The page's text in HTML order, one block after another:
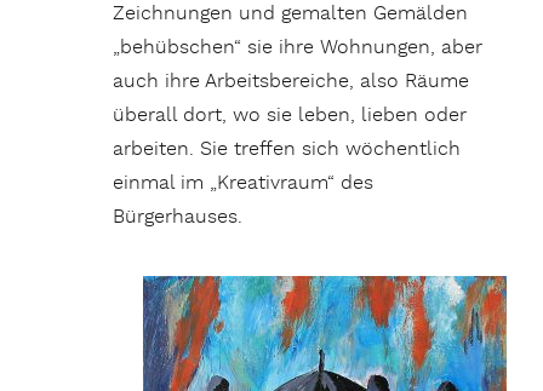
Zeichnungen und gemalten Gemälden
„behübschen“ sie ihre Wohnungen, aber
auch ihre Arbeitsbereiche, also Räume
überall dort, wo sie leben, lieben oder
arbeiten. Sie treffen sich wöchentlich
einmal im „Kreativraum“ des
Bürgerhauses.